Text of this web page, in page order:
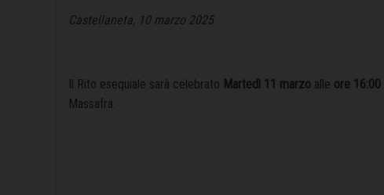
Castellaneta, 10 marzo 2025
Il Rito esequiale sarà celebrato Martedì 11 marzo alle ore 16:00
Massafra.